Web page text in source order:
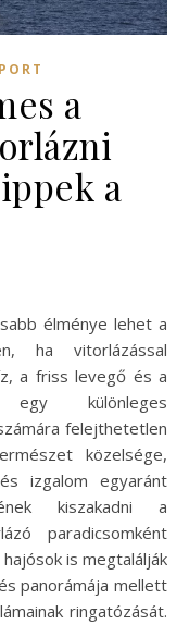
a
a
ha vitorlázással
a friss levegő és a
különleges
felejthetetlen
közelsége,
izgalom egyaránt
kiszakadni a
paradicsomként
is megtalálják
panorámája mellett
ringatózását.